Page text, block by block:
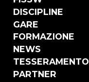
DISCIPLINE
GARE
FORMAZIONE
NEWS
TESSERAMENTO
PARTNER